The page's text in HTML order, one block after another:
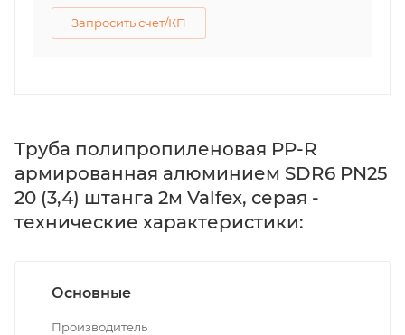
Запросить счет/КП
Труба полипропиленовая PP-R
армированная алюминием SDR6 PN25
20 (3,4) штанга 2м Valfex, серая -
технические характеристики:
Основные
Производитель